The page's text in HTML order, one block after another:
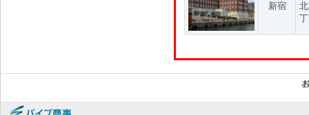
新宿